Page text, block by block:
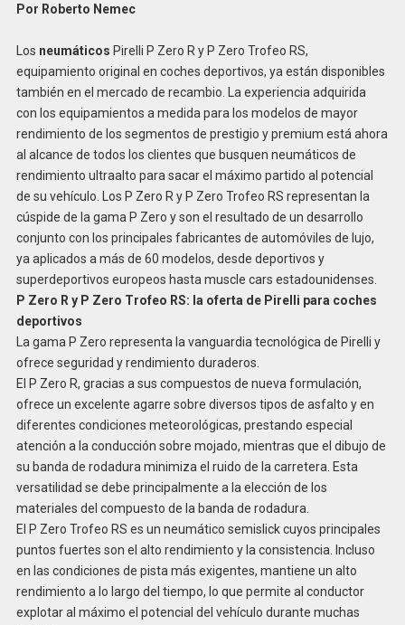
Por Roberto Nemec
Los neumáticos Pirelli P Zero R y P Zero Trofeo RS,
equipamiento original en coches deportivos, ya están disponibles
también en el mercado de recambio. La experiencia adquirida
con los equipamientos a medida para los modelos de mayor
rendimiento de los segmentos de prestigio y premium está ahora
al alcance de todos los clientes que busquen neumáticos de
rendimiento ultraalto para sacar el máximo partido al potencial
de su vehículo. Los P Zero R y P Zero Trofeo RS representan la
cúspide de la gama P Zero y son el resultado de un desarrollo
conjunto con los principales fabricantes de automóviles de lujo,
ya aplicados a más de 60 modelos, desde deportivos y
superdeportivos europeos hasta muscle cars estadounidenses.
P Zero R y P Zero Trofeo RS: la oferta de Pirelli para coches
deportivos
La gama P Zero representa la vanguardia tecnológica de Pirelli y
ofrece seguridad y rendimiento duraderos.
El P Zero R, gracias a sus compuestos de nueva formulación,
ofrece un excelente agarre sobre diversos tipos de asfalto y en
diferentes condiciones meteorológicas, prestando especial
atención a la conducción sobre mojado, mientras que el dibujo de
su banda de rodadura minimiza el ruido de la carretera. Esta
versatilidad se debe principalmente a la elección de los
materiales del compuesto de la banda de rodadura.
El P Zero Trofeo RS es un neumático semislick cuyos principales
puntos fuertes son el alto rendimiento y la consistencia. Incluso
en las condiciones de pista más exigentes, mantiene un alto
rendimiento a lo largo del tiempo, lo que permite al conductor
explotar al máximo el potencial del vehículo durante muchas